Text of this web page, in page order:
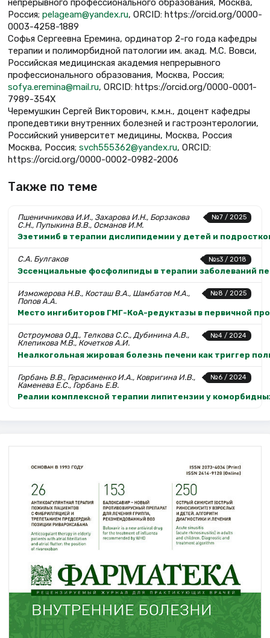
непрерывного профессионального образования, Москва,
Россия; pelageam@yandex.ru, ORCID: https://orcid.org/0000-
0003-4258-1889
Софья Сергеевна Еремина, ординатор 2-го года кафедры
терапии и полиморбидной патологии им. акад. М.С. Вовси,
Российская медицинская академия непрерывного
профессионального образования, Москва, Россия;
sofya.eremina@mail.ru, ORCID: https://orcid.org/0000-0001-
7989-354X
Черемушкин Сергей Викторович, к.м.н., доцент кафедры
пропедевтики внутренних болезней и гастроэнтерологии,
Российский университет медицины, Москва, Россия
Москва, Россия; svch555362@yandex.ru, ORCID:
https://orcid.org/0000-0002-0982-2006
Также по теме
№7 / 2025
Пшеничникова И.И., Захарова И.Н., Борзакова
С.Н., Пупыкина В.В., Османов И.М.
Эзетимиб в терапии дислипидемии у детей и
№s3 / 2018
С.А. Булгаков
Эссенциальные фосфолипиды в терапии заболеваний
№8 / 2025
Изможерова Н.В., Косташ В.А., Шамбатов М.А.,
Попов А.А.
Место ингибиторов ГМГ-КоА-редуктазы в первичной
№4 / 2024
Остроумова О.Д., Телкова С.С., Дубинина А.В.,
Клепикова М.В., Кочетков А.И.
Неалкогольная жировая болезнь печени как триггер
№6 / 2024
Горбань В.В., Герасименко И.А., Ковригина И.В.,
Каменева Е.С., Горбань Е.В.
Реалии комплексной терапии липитензии у